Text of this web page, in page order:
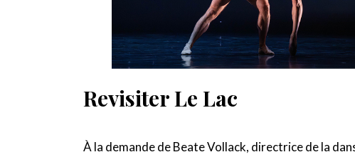
Revisiter Le Lac
À la demande de Beate Vollack, directrice de la